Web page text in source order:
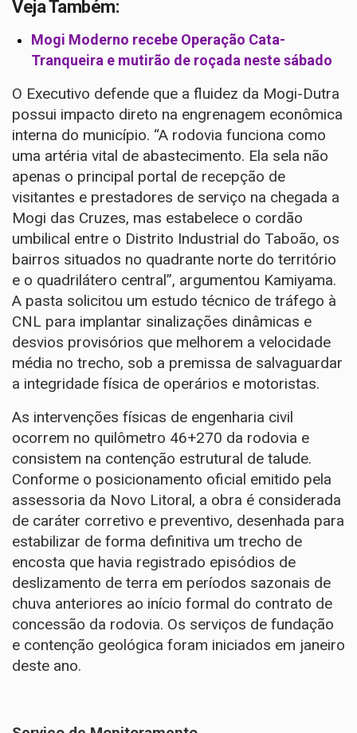
Veja Também:
Mogi Moderno recebe Operação Cata-
Tranqueira e mutirão de roçada neste sábado
O Executivo defende que a fluidez da Mogi-Dutra
possui impacto direto na engrenagem econômica
interna do município. “A rodovia funciona como
uma artéria vital de abastecimento. Ela sela não
apenas o principal portal de recepção de
visitantes e prestadores de serviço na chegada a
Mogi das Cruzes, mas estabelece o cordão
umbilical entre o Distrito Industrial do Taboão, os
bairros situados no quadrante norte do território
e o quadrilátero central”, argumentou Kamiyama.
A pasta solicitou um estudo técnico de tráfego à
CNL para implantar sinalizações dinâmicas e
desvios provisórios que melhorem a velocidade
média no trecho, sob a premissa de salvaguardar
a integridade física de operários e motoristas.
As intervenções físicas de engenharia civil
ocorrem no quilômetro 46+270 da rodovia e
consistem na contenção estrutural de talude.
Conforme o posicionamento oficial emitido pela
assessoria da Novo Litoral, a obra é considerada
de caráter corretivo e preventivo, desenhada para
estabilizar de forma definitiva um trecho de
encosta que havia registrado episódios de
deslizamento de terra em períodos sazonais de
chuva anteriores ao início formal do contrato de
concessão da rodovia. Os serviços de fundação
e contenção geológica foram iniciados em janeiro
deste ano.